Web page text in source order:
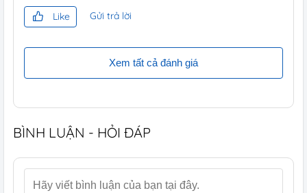
Like Gửi trả lời
Xem tất cả đánh giá
BÌNH LUẬN - HỎI ĐÁP